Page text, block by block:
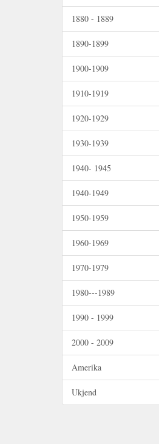
1880 - 1889
1890-1899
1900-1909
1910-1919
1920-1929
1930-1939
1940- 1945
1940-1949
1950-1959
1960-1969
1970-1979
1980---1989
1990 - 1999
2000 - 2009
Amerika
Ukjend